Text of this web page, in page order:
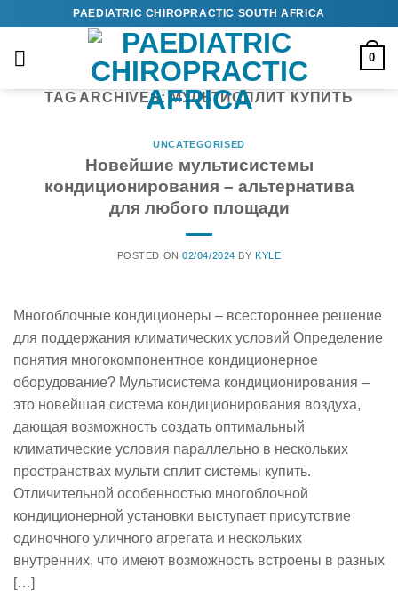
content
PAEDIATRIC CHIROPRACTIC SOUTH AFRICA
0
TAG ARCHIVES: МУЛЬТИСПЛИТ КУПИТЬ
UNCATEGORISED
Новейшие мультисистемы
кондиционирования – альтернатива
для любого площади
POSTED ON02/04/2024 BYKYLE
Многоблочные кондиционеры – всестороннее решение
для поддержания климатических условий Определение
понятия многокомпонентное кондиционерное
оборудование? Мультисистема кондиционирования –
это новейшая система кондиционирования воздуха,
дающая возможность создать оптимальный
климатические условия параллельно в нескольких
пространствах мульти сплит системы купить.
Отличительной особенностью многоблочной
кондиционерной установки выступает присутствие
одиночного уличного агрегата и нескольких
внутренних, что имеют возможность встроены в разных
[…]